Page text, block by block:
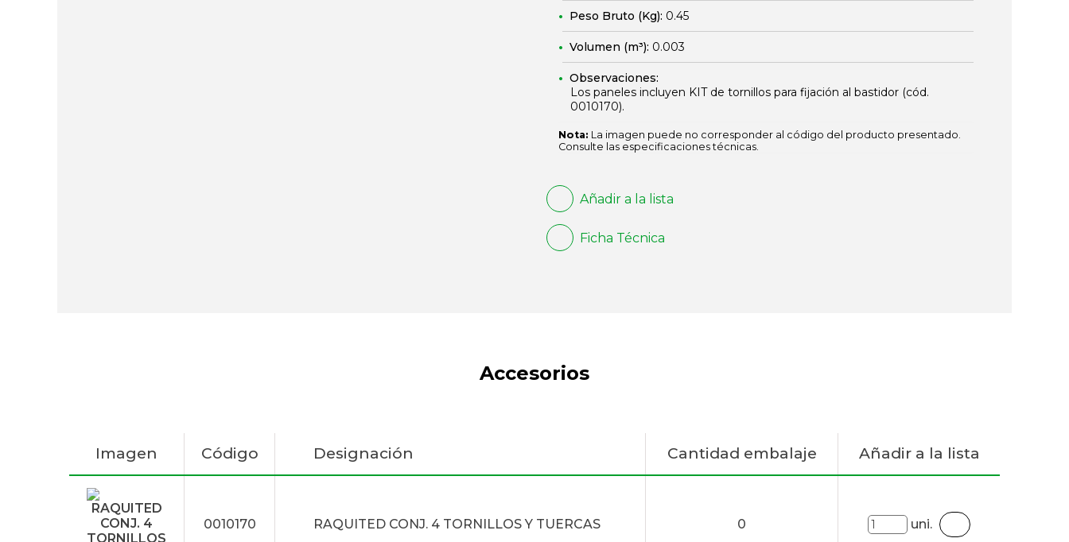
Peso Bruto (Kg): 0.45
Volumen (m³): 0.003
Observaciones:
Los paneles incluyen KIT de tornillos para fijación al bastidor (cód.
0010170).
Nota: La imagen puede no corresponder al código del producto presentado.
Consulte las especificaciones técnicas.
Añadir a la lista
Ficha Técnica
Accesorios
Imagen Código Designación Cantidad embalaje Añadir a la lista
0010170 RAQUITED CONJ. 4 TORNILLOS Y TUERCAS 0 uni.